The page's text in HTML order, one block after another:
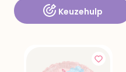
Keuzehulp